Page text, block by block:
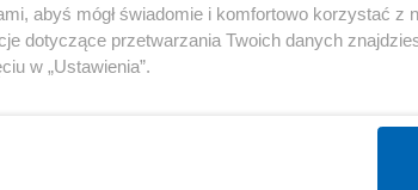
Inwestycje
Podatki
abyś mógł świadomie i komfortowo korzystać z
dotyczące przetwarzania Twoich danych
w „Ustawienia”.